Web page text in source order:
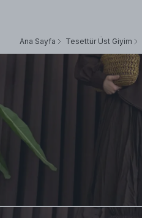
Ana Sayfa Tesettür Üst Giyim